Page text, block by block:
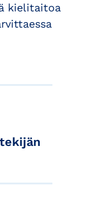
kielitaitoa